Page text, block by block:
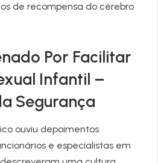
de recompensa do cérebro
Por Facilitar
Infantil –
Segurança
ouviu depoimentos
e especialistas em